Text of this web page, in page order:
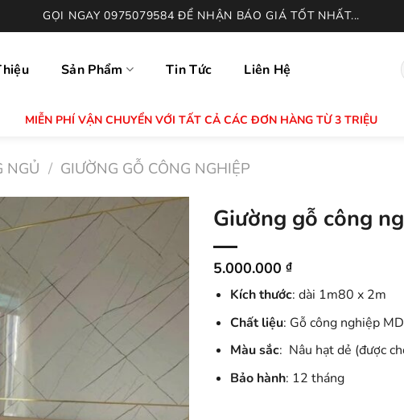
GỌI NGAY 0975079584 ĐỂ NHẬN BÁO GIÁ TỐT NHẤT...
Sản Phẩm Tin Tức Liên Hệ
MIỄN PHÍ VẬN CHUYỂN VỚI TẤT CẢ CÁC ĐƠN HÀNG TỪ 3 TRIỆU
NGỦ / GIƯỜNG GỖ CÔNG NGHIỆP
Giường gỗ công
5.000.000 ₫
Kích thước: dài 1m80 x 2m
Chất liệu: Gỗ công nghiệp
Màu sắc: Nâu hạt dẻ (được
Bảo hành: 12 tháng